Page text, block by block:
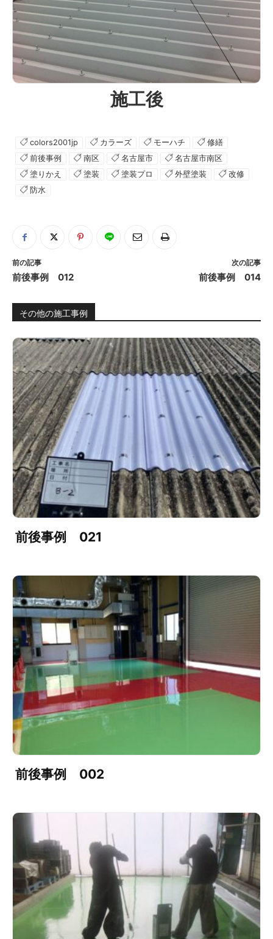
施工後
colors2001jp カラーズ モーハチ
修繕
前後事例
南区 名古屋市
名古屋市南区
塗りかえ
塗装 塗装プロ 外壁塗装
改修
防水
前の記事
前後事例 012
次の記事
前後事例 014
その他の施工事例
前後事例 021
前後事例 002